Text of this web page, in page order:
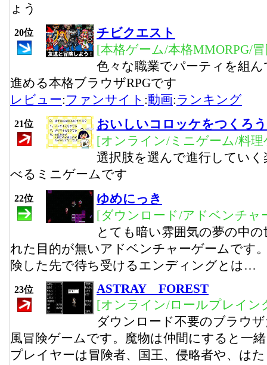
ょう
20位
チビクエスト
[本格ゲーム/本格MMORPG/
色々な職業でパーティを組
進める本格ブラウザRPGです
レビュー:ファンサイト :動画:ランキング
21位
おいしいコロッケをつくろ
[オンライン/ミニゲーム/料
選択肢を選んで進行してい
べるミニゲームです
22位
ゆめにっき
[ダウンロード/アドベンチャ
とても暗い雰囲気の夢の中
れた目的が無いアドベンチャーゲームです
険した先で待ち受けるエンディングとは…
23位
ASTRAY FOREST
[オンライン/ロールプレイン
ダウンロード不要のブラウ
風冒険ゲームです。魔物は仲間にすると一
プレイヤーは冒険者、国王、侵略者や、は